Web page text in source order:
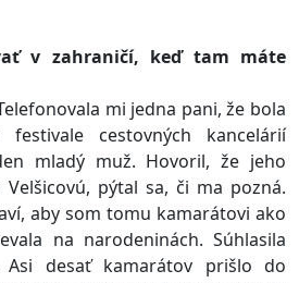
v zahraničí, keď tam máte
mi jedna pani, že bola
festivale cestovných kancelárií
mladý muž. Hovoril, že jeho
pýtal sa, či ma pozná.
aby som tomu kamarátovi ako
na narodeninách. Súhlasila
desať kamarátov prišlo do